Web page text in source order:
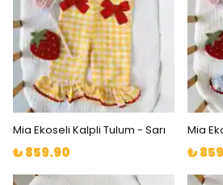
Mia Ekoseli Kalpli Tulum - Sarı
₺ 859.90
Mia
₺